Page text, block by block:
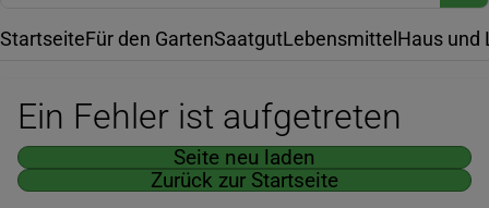
StartseiteFür den GartenSaatgutLebensmittel Haus und
Ein Fehler ist aufgetreten
Seite neu laden
Zurück zur Startseite